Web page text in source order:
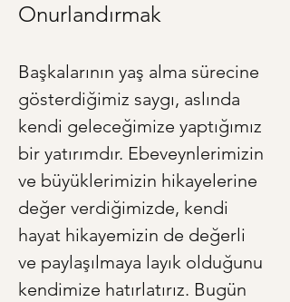
Onurlandırmak
Başkalarının yaş alma sürecine
gösterdiğimiz saygı, aslında
kendi geleceğimize yaptığımız
bir yatırımdır. Ebeveynlerimizin
ve büyüklerimizin hikayelerine
değer verdiğimizde, kendi
hayat hikayemizin de değerli
ve paylaşılmaya layık olduğunu
kendimize hatırlatırız. Bugün